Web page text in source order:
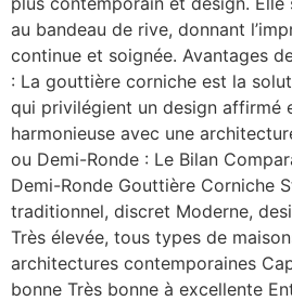
au bandeau de rive, donnant
continue et soignée. Avantages
: La gouttière corniche est la
qui privilégient un design affirmé
harmonieuse avec une
ou Demi-Ronde : Le Bilan
Demi-Ronde Gouttière Corniche
traditionnel, discret Moderne,
Très élevée, tous types de
architectures contemporaines
bonne Très bonne à excellente